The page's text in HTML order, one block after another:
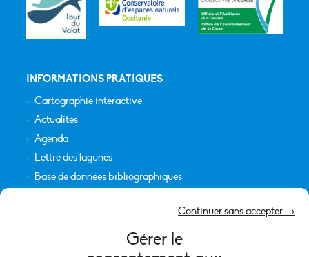
Gérer le
Continuer sans accepter →
INFORMATIONS PRATIQUES
Cartographie interactive
Actualités
Agenda
Lettre des lagunes
Base de données bibliographiques